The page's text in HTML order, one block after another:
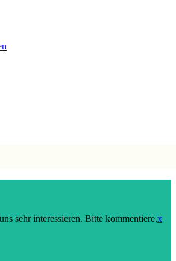
sehr interessieren. Bitte kommentiere.x